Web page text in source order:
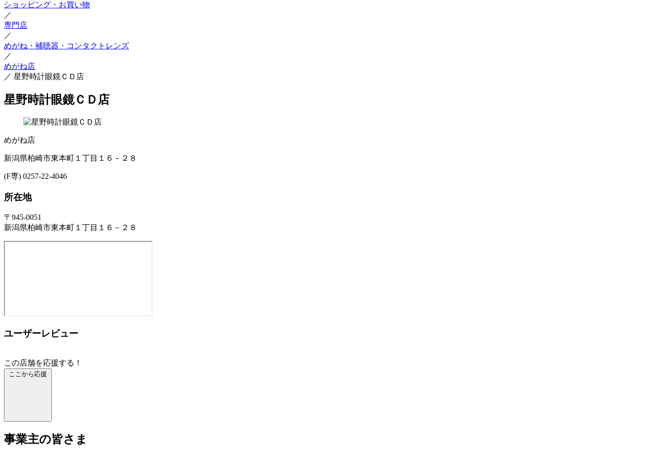
ショッピング・お買い物
／
専門店
／
めがね・補聴器・コンタクトレンズ
／
めがね店
／ 星野時計眼鏡ＣＤ店
星野時計眼鏡ＣＤ店
めがね店
新潟県柏崎市東本町１丁目１６－２８
(F専) 0257-22-4046
所在地
〒945-0051
新潟県柏崎市東本町１丁目１６－２８
ユーザーレビュー
この店舗を応援する！
ここから応援
事業主の皆さま